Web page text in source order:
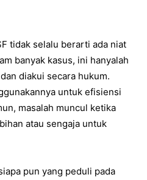
tidak selalu berarti ada niat
banyak kasus, ini hanyalah
diakui secara hukum.
untuk efisiensi
masalah muncul ketika
atau sengaja untuk
pun yang peduli pada